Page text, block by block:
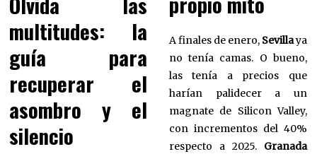
multitudes: la
guía para
recuperar el
asombro y el
silencio
A finales de enero, Sevillaya
no tenía camas. O bueno,
las tenía a precios que
harían palidecer a un
magnate de Silicon Valley,
con incrementos del 40%
respecto a 2025. Granada